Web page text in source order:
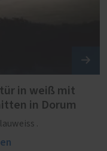
in weiß mit
in Dorum
.